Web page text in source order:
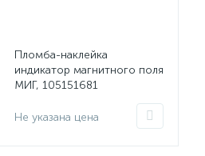
Пломба-наклейка
индикатор магнитного поля
МИГ, 105151681
Не указана цена